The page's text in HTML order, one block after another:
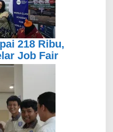
218 Ribu,
Job Fair